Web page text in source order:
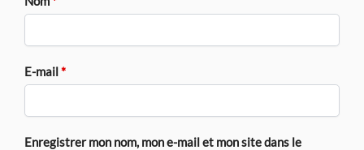
E-mail*
Enregistrer mon nom, mon e-mail et mon site dans le